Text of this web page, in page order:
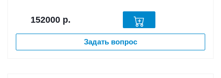
152000 р.
Задать вопрос